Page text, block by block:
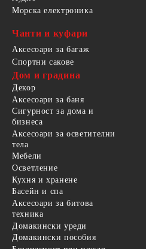
Морска електроника
Чанти и куфари
Аксесоари за багаж
Спортни сакове
Дом и градина
Декор
Аксесоари за баня
Сигурност за дома и
бизнеса
Аксесоари за осветителни
тела
Мебели
Осветление
Кухня и хранене
Басейн и спа
Аксесоари за битова
техника
Домакински уреди
Домакински пособия